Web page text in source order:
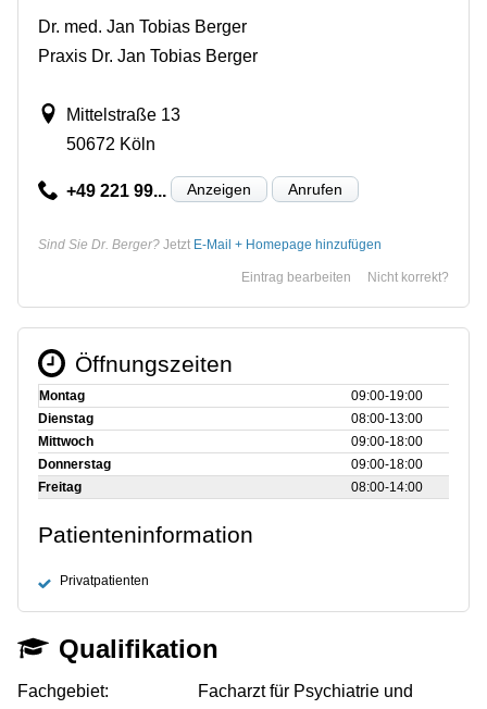
Dr. med. Jan Tobias Berger
Praxis Dr. Jan Tobias Berger
Mittelstraße 13
50672 Köln
+49 221 99... Anzeigen Anrufen
Sind Sie Dr. Berger? Jetzt E-Mail + Homepage hinzufügen
Nicht korrekt?
Eintrag bearbeiten
Öffnungszeiten
Montag
09:00‑19:00
Dienstag
08:00‑13:00
Mittwoch
09:00‑18:00
Donnerstag
09:00‑18:00
Freitag
08:00‑14:00
Patienteninformation
Privatpatienten
Qualifikation
Fachgebiet:
Facharzt für Psychiatrie und